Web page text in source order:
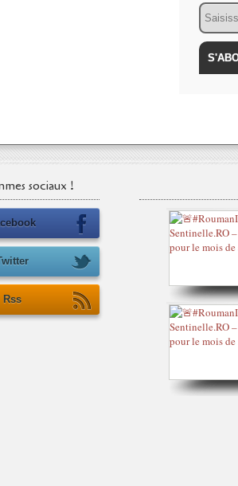
Email
sociaux !
Rss